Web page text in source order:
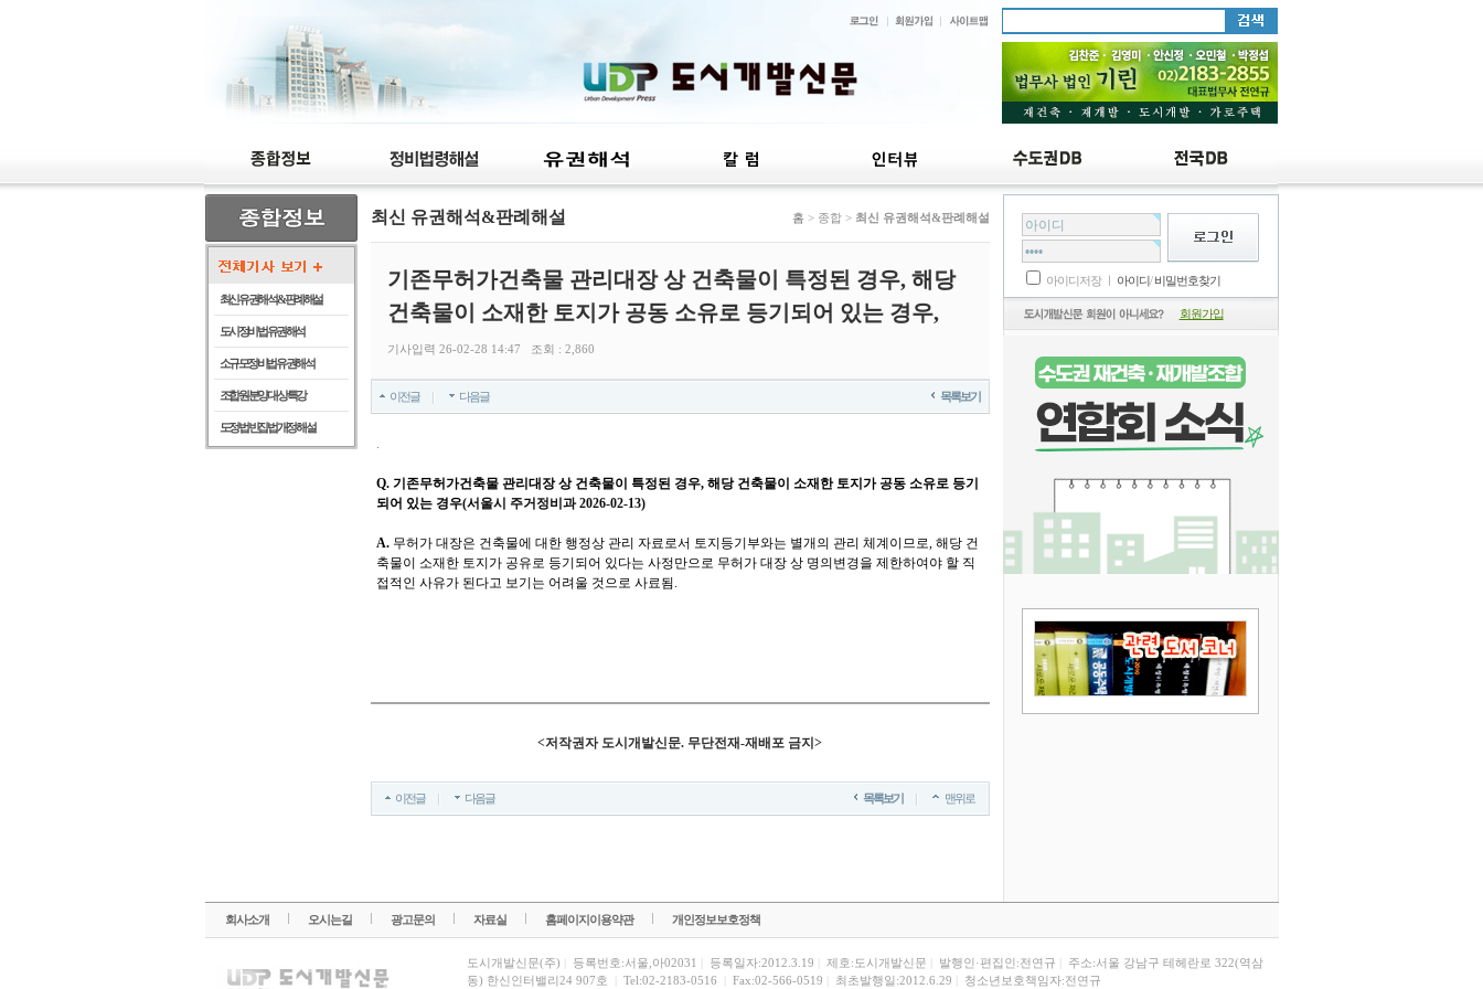
최신 유권해석 & 판례해설
도시정비법 유권해석
소규모정비법 유권해석
조합원 분양 대상 특강
도정법 빈집법 개정 해설
최신 유권해석&판례해설 홈 > 종합 > 최신 유권해석&판례해설
기존무허가건축물 관리대장 상 건축물이 특정된 경우, 해당
건축물이 소재한 토지가 공동 소유로 등기되어 있는 경우,
기사입력 26-02-28 14:47 조회 : 2,860
이전글 다음글 목록보기
.
Q. 기존무허가건축물 관리대장 상 건축물이 특정된 경우, 해당 건축물이 소재한 토지가 공동 소유로 등기
되어 있는 경우(서울시 주거정비과 2026-02-13)
A.무허가 대장은 건축물에 대한 행정상 관리 자료로서 토지등기부와는 별개의 관리 체계이므로, 해당 건
축물이 소재한 토지가 공유로 등기되어 있다는 사정만으로 무허가 대장 상 명의변경을 제한하여야 할 직
접적인 사유가 된다고 보기는 어려울 것으로 사료됨.
<저작권자 도시개발신문. 무단전재-재배포 금지>
이전글 다음글 목록보기 맨위로
아이디저장 ㅣ 아이디/비밀번호찾기
회원가입
회사소개 오시는길 광고문의 자료실 홈페이지이용약관 개인정보보호정책
도시개발신문(주) 등록번호:서울,아02031 등록일자:2012.3.19 제호:도시개발신문 발행인·편집인:전연규
주소:서울 강남구 테헤란로 322(역삼
동) 한신인터밸리24 907호
Tel:02-2183-0516 Fax:02-566-0519 최초발행일:2012.6.29 청소년보호책임자:전연규